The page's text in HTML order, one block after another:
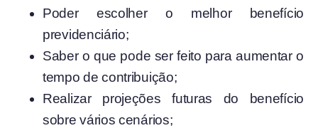
Poder escolher o melhor benefício
previdenciário;
Saber o que pode ser feito para aumentar o
tempo de contribuição;
Realizar projeções futuras do benefício
sobre vários cenários;